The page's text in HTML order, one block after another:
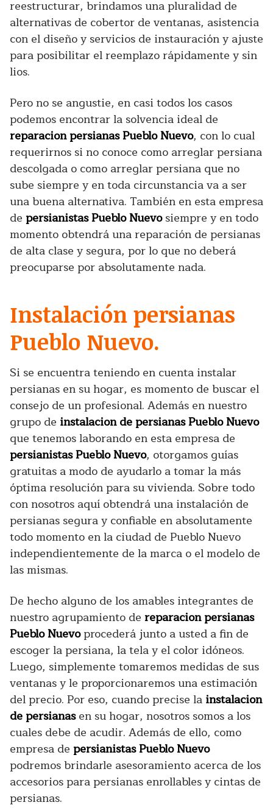
reestructurar, brindamos una pluralidad de
alternativas de cobertor de ventanas, asistencia
con el diseño y servicios de instauración y ajuste
para posibilitar el reemplazo rápidamente y sin
lios.
Pero no se angustie, en casi todos los casos
podemos encontrar la solvencia ideal de
reparacion persianas Pueblo Nuevo, con lo cual
requerirnos si no conoce como arreglar persiana
descolgada o como arreglar persiana que no
sube siempre y en toda circunstancia va a ser
una buena alternativa. También en esta empresa
de persianistas Pueblo Nuevosiempre y en todo
momento obtendrá una reparación de persianas
de alta clase y segura, por lo que no deberá
preocuparse por absolutamente nada.
Instalación persianas
Pueblo Nuevo.
Si se encuentra teniendo en cuenta instalar
persianas en su hogar, es momento de buscar el
consejo de un profesional. Además en nuestro
grupo de instalacion de persianas Pueblo Nuevo
que tenemos laborando en esta empresa de
persianistas Pueblo Nuevo, otorgamos guías
gratuitas a modo de ayudarlo a tomar la más
óptima resolución para su vivienda. Sobre todo
con nosotros aquí obtendrá una instalación de
persianas segura y confiable en absolutamente
todo momento en la ciudad de Pueblo Nuevo
independientemente de la marca o el modelo de
las mismas.
De hecho alguno de los amables integrantes de
nuestro agrupamiento de reparacion persianas
Pueblo Nuevoprocederá junto a usted a fin de
escoger la persiana, la tela y el color idóneos.
Luego, simplemente tomaremos medidas de sus
ventanas y le proporcionaremos una estimación
del precio. Por eso, cuando precise la instalacion
de persianasen su hogar, nosotros somos a los
cuales debe de acudir. Además de ello, como
empresa de persianistas Pueblo Nuevo
podremos brindarle asesoramiento acerca de los
accesorios para persianas enrollables y cintas de
persianas.